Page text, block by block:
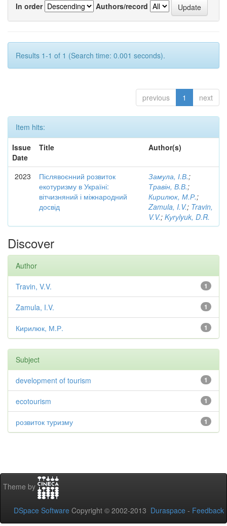
In order
Authors/record
Results 1-1 of 1 (Search time: 0.001 seconds).
previous 1 next
Item hits:
Issue
Date
Title Author(s)
2023
Післявоєнний розвиток
екотуризму в Україні:
вітчизняний і міжнародний
досвід
Замула, І.В.;
Травін, В.В.;
Кирилюк, М.Р.;
Zamula, I.V.; Travin,
V.V.; Kуrуlyuk, D.R.
Discover
Author
1
Travin, V.V.
1
Zamula, I.V.
1
Кирилюк, М.Р.
Subject
1
development of tourism
1
ecotourism
1
розвиток туризму
Theme by
DSpace Software Copyright © 2002-2013 Duraspace - Feedback